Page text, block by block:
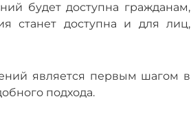
будет доступна гражданам,
станет доступна и для лиц,
является первым шагом в
подхода.